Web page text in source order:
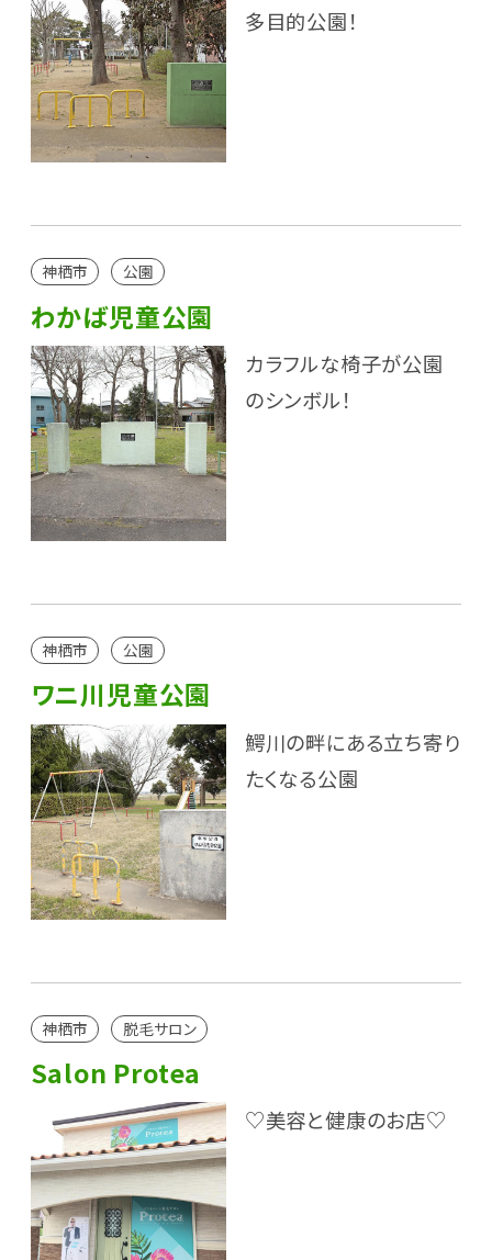
多目的公園！
神栖市 公園
わかば児童公園
カラフルな椅子が公園
のシンボル！
神栖市 公園
ワニ川児童公園
鰐川の畔にある立ち寄り
たくなる公園
神栖市 脱毛サロン
Salon Protea
♡美容と健康のお店♡